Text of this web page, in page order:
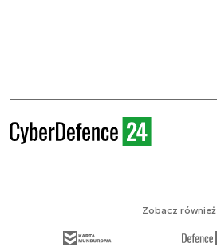
Zobacz również